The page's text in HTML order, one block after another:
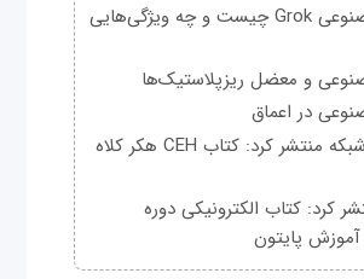
هوش مصنوعی Grok چیست و چه ویژگی‌هایی
و معضل ریزپلاستیک‌ها
در اعماق
ماهنامه شبکه منتشر کرد: کتاب CEH هکر کلاه
کرد: کتاب الکترونیکی دوره
پایتون